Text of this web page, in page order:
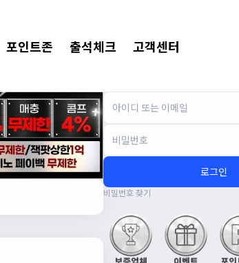
포인트존 출석체크 고객센터
로그인
비밀번호 찾기